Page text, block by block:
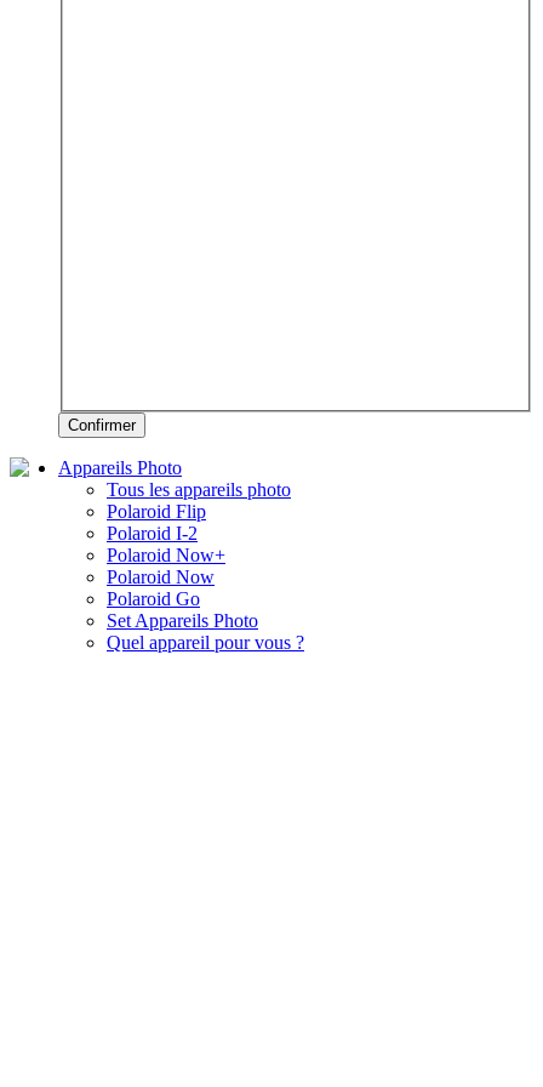
Confirmer
Appareils Photo
Tous les appareils photo
Polaroid Flip
Polaroid I-2
Polaroid Now+
Polaroid Now
Polaroid Go
Set Appareils Photo
Quel appareil pour vous ?